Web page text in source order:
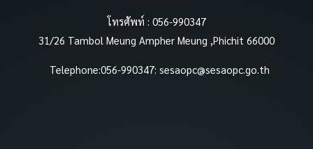
โทรศัพท์ : 056-990347
31/26 Tambol Meung Ampher Meung ,Phichit 66000
Telephone:056-990347: sesaopc@sesaopc.go.th